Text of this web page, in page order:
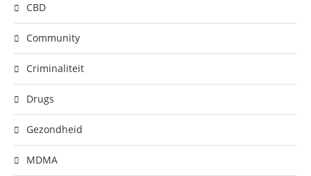
CBD
Community
Criminaliteit
Drugs
Gezondheid
MDMA